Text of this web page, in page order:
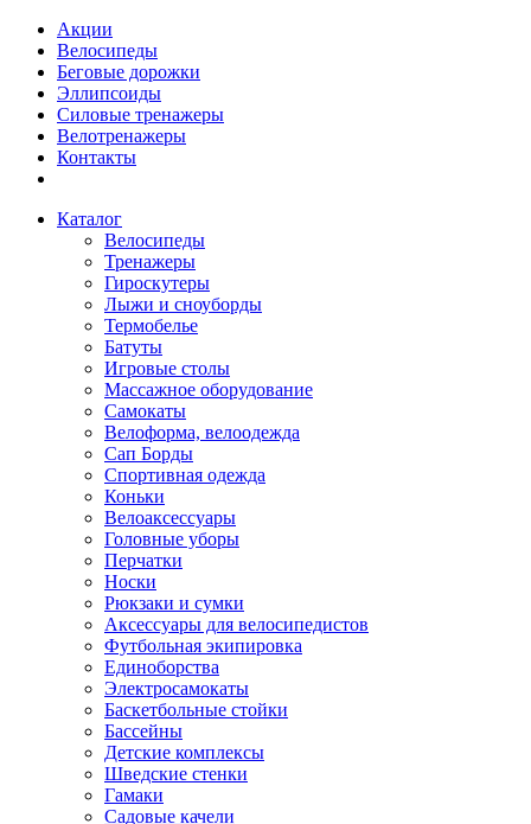
Акции
Велосипеды
Беговые дорожки
Эллипсоиды
Силовые тренажеры
Велотренажеры
Контакты
Каталог
Велосипеды
Тренажеры
Гироскутеры
Лыжи и сноуборды
Термобелье
Батуты
Игровые столы
Массажное оборудование
Самокаты
Велоформа, велоодежда
Сап Борды
Спортивная одежда
Коньки
Велоаксессуары
Головные уборы
Перчатки
Носки
Рюкзаки и сумки
Аксессуары для велосипедистов
Футбольная экипировка
Единоборства
Электросамокаты
Баскетбольные стойки
Бассейны
Детские комплексы
Шведские стенки
Гамаки
Садовые качели